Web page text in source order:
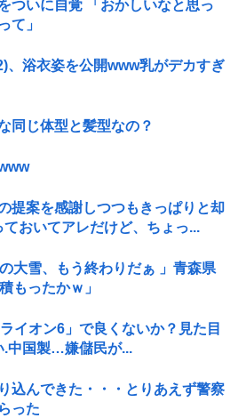
ついに自覚 「おかしいなと思っ
て」
、浴衣姿を公開www乳がデカすぎ
同じ体型と髪型なの？
提案を感謝しつつもきっぱりと却
おいてアレだけど、ちょっ...
大雪、もう終わりだぁ 」青森県
もったかｗ」
イオン6」で良くないか？見た目
.中国製…嫌儲民が...
込んできた・・・とりあえず警察
った